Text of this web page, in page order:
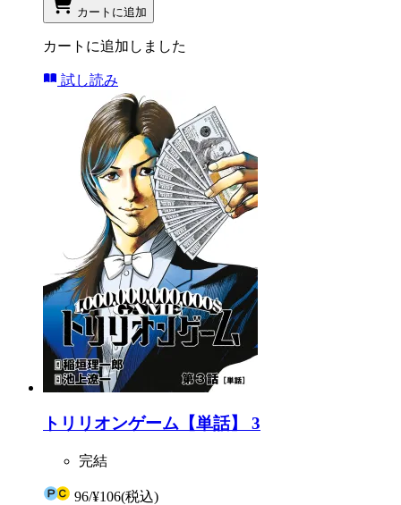
カートに追加
カートに追加しました
試し読み
トリリオンゲーム【単話】 3
完結
96/¥106(税込)